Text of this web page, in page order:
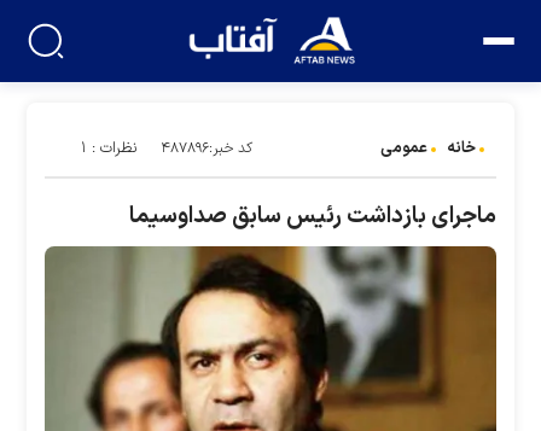
خانه عمومی کد خبر:۴۸۷۸۹۶ نظرات : ۱
ماجرای بازداشت رئیس سابق صداوسیما